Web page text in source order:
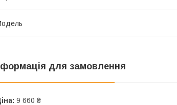
для замовлення
9 660 ₴